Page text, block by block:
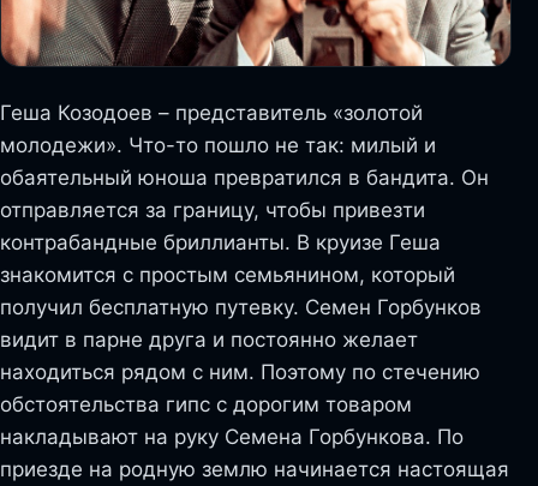
Геша Козодоев – представитель «золотой
молодежи». Что-то пошло не так: милый и
обаятельный юноша превратился в бандита. Он
отправляется за границу, чтобы привезти
контрабандные бриллианты. В круизе Геша
знакомится с простым семьянином, который
получил бесплатную путевку. Семен Горбунков
видит в парне друга и постоянно желает
находиться рядом с ним. Поэтому по стечению
обстоятельства гипс с дорогим товаром
накладывают на руку Семена Горбункова. По
приезде на родную землю начинается настоящая